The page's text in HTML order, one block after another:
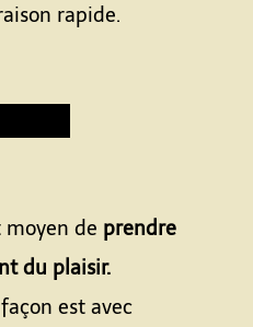
rapide.
moyen de prendre
du plaisir.
est avec